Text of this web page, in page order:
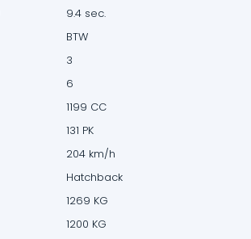
9.4 sec.
BTW
3
6
1199 CC
131 PK
204 km/h
Hatchback
1269 KG
1200 KG